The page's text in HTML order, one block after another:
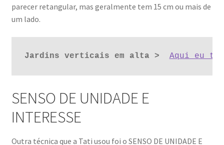
parecer retangular, mas geralmente tem 15 cm ou mais de
um lado.
Jardins verticais em alta > Aqui eu te
SENSO DE UNIDADE E
INTERESSE
Outra técnica que a Tati usou foi o SENSO DE UNIDADE E